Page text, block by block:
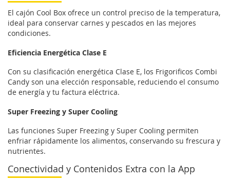
El cajón Cool Box ofrece un control preciso de la temperatura,
ideal para conservar carnes y pescados en las mejores
condiciones.
Eficiencia Energética Clase E
Con su clasificación energética Clase E, los Frigorificos Combi
Candy son una elección responsable, reduciendo el consumo
de energía y tu factura eléctrica.
Super Freezing y Super Cooling
Las funciones Super Freezing y Super Cooling permiten
enfriar rápidamente los alimentos, conservando su frescura y
nutrientes.
Conectividad y Contenidos Extra con la App